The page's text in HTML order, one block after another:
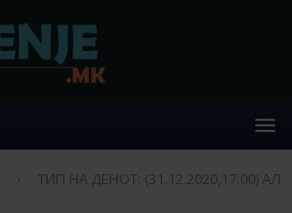
ТИП НА ДЕНОТ: (31.12.2020,17:00) АЛ